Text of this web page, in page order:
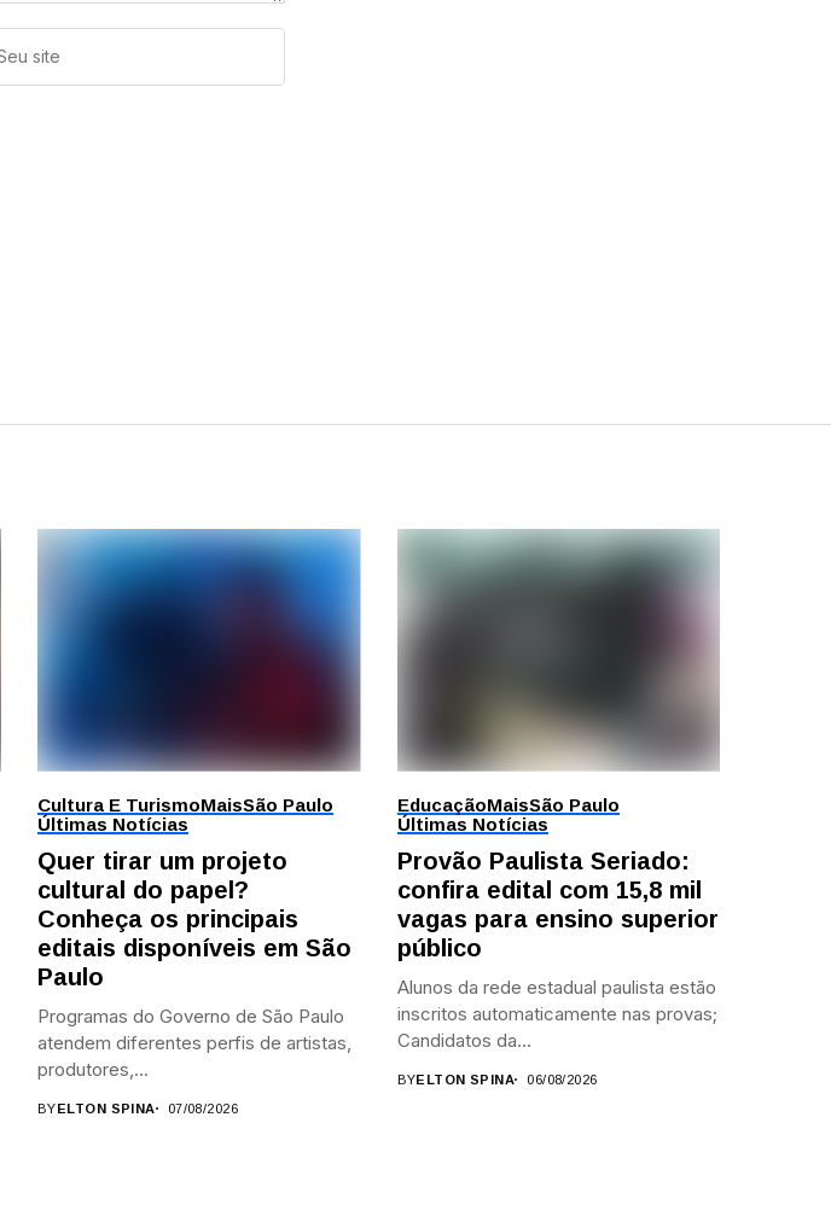
Cultura E TurismoMaisSão Paulo
Últimas Notícias
Quer tirar um projeto
cultural do papel?
Conheça os principais
editais disponíveis em São
Paulo
Programas do Governo de São Paulo
atendem diferentes perfis de artistas,
produtores,...
BYELTON SPINA 07/08/2026
EducaçãoMaisSão Paulo
Últimas Notícias
Provão Paulista Seriado:
confira edital com 15,8 mil
vagas para ensino superior
público
Alunos da rede estadual paulista estão
inscritos automaticamente nas provas;
Candidatos da...
BYELTON SPINA 06/08/2026